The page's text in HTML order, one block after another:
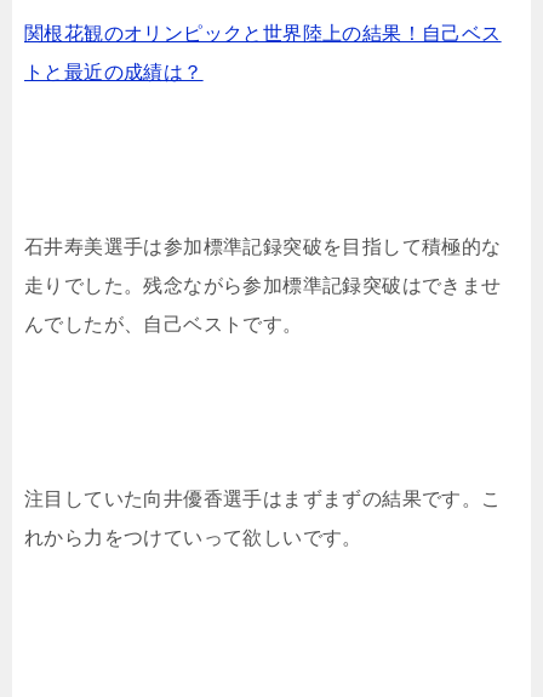
関根花観のオリンピックと世界陸上の結果！自己ベス
トと最近の成績は？
石井寿美選手は参加標準記録突破を目指して積極的な
走りでした。残念ながら参加標準記録突破はできませ
んでしたが、自己ベストです。
注目していた向井優香選手はまずまずの結果です。こ
れから力をつけていって欲しいです。